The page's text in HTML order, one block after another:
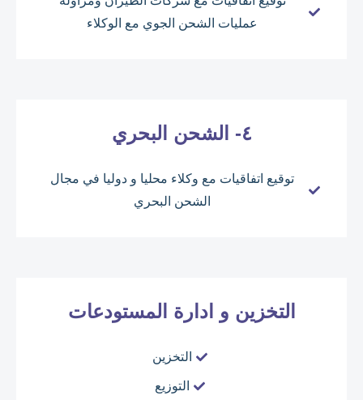
عمليات الشحن الجوي مع الوكلاء
توقيع اتفاقيات مع وكلاء محليا و دوليا في مجال
الشحن البحري
التخزين و ادارة المستودعات
التخزين
التوزيع